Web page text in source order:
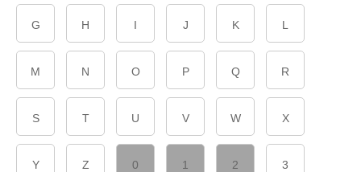
G H I J K L
M N O P Q R
S T U V W X
Y Z 0 1 2 3